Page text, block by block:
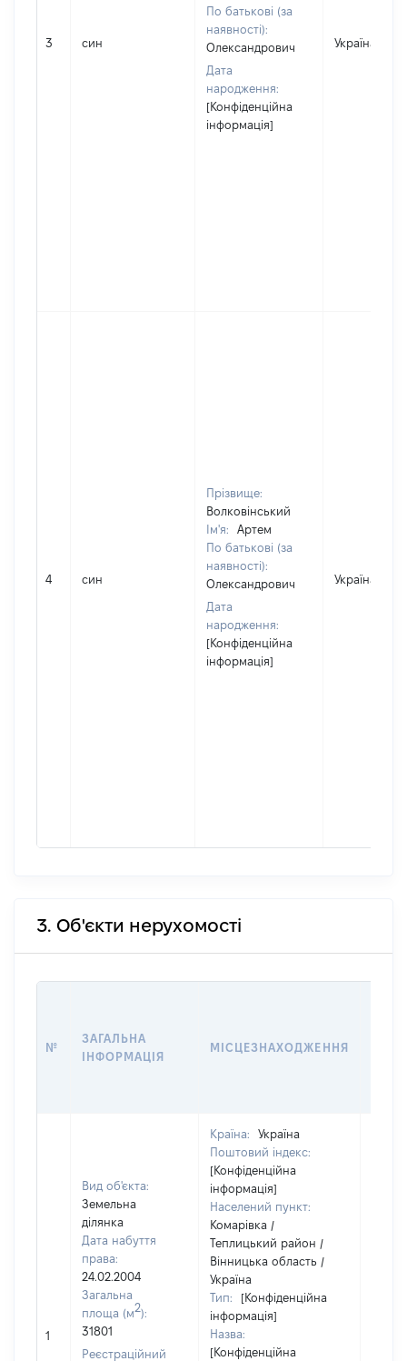
3 син
По батькові (за
наявності):
Олександрович
Дата
народження:
[Конфіденційна
інформація]
Україна
4 син
Прізвище:
Волковінський
Ім'я:
Артем
По батькові (за
наявності):
Олександрович
Дата
народження:
[Конфіденційна
інформація]
Україна
3. Об'єкти нерухомості
№
ЗАГАЛЬНА
ІНФОРМАЦІЯ
МІСЦЕЗНАХОДЖЕННЯ
1
Вид об'єкта:
Земельна
ділянка
Дата набуття
права:
24.02.2004
Загальна
площа (м2):
31801
Реєстраційний
Країна:
Україна
Поштовий індекс:
[Конфіденційна
інформація]
Населений пункт:
Комарівка /
Теплицький район /
Вінницька область /
Україна
Тип:
[Конфіденційна
інформація]
Назва:
[Конфіденційна